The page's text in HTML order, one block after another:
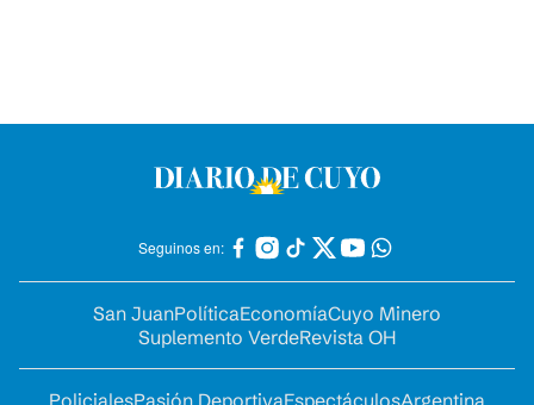
Seguinos en:
San JuanPolíticaEconomíaCuyo Minero
Suplemento VerdeRevista OH
PolicialesPasión DeportivaEspectáculosArgentina